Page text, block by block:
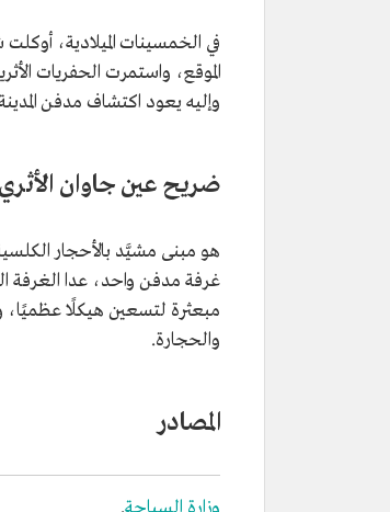
في الخمسينات الميلادية،
وإليه يعود اكتشاف مدفن
ضريح عين جاوان الأثري
هو مبنى مشيَّد بالأحجار
غرفة مدفن واحد، عدا الغرفة
مبعثرة لتسعين هيكلًا
والحجارة.
المصادر